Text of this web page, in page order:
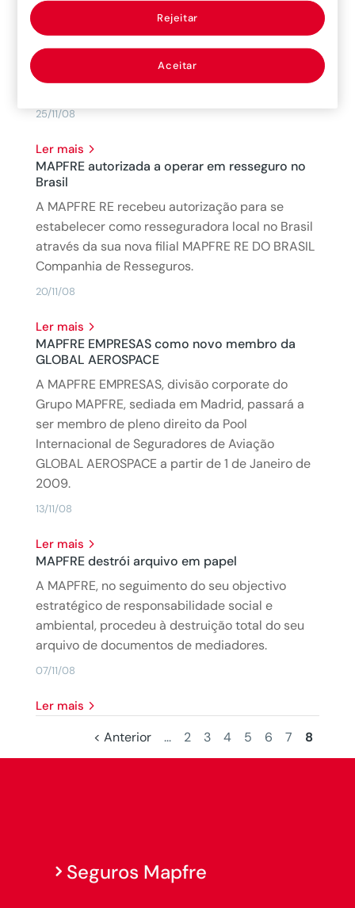
25/11/08
A MAPFRE recebeu o prémio “Empresa
Espanhola do ano 2008” nos Estados Unidos da
América, concedido pela Câmara do Comércio
Espanhola nos EUA, pela sua expansão e
desenvolvimento no país.
Ler mais
MAPFRE autorizada a operar em resseguro no
Brasil
20/11/08
A MAPFRE RE recebeu autorização para se
estabelecer como resseguradora local no Brasil
através da sua nova filial MAPFRE RE DO BRASIL
Companhia de Resseguros.
Ler mais
MAPFRE EMPRESAS como novo membro da
GLOBAL AEROSPACE
13/11/08
A MAPFRE EMPRESAS, divisão corporate do
Grupo MAPFRE, sediada em Madrid, passará a
ser membro de pleno direito da Pool
Internacional de Seguradores de Aviação
GLOBAL AEROSPACE a partir de 1 de Janeiro de
2009.
Ler mais
MAPFRE destrói arquivo em papel
07/11/08
A MAPFRE, no seguimento do seu objectivo
estratégico de responsabilidade social e
ambiental, procedeu à destruição total do seu
arquivo de documentos de mediadores.
Ler mais
< Anterior ... 2 3 4 5 6 7 8
Seguros Mapfre
Rejeitar
Aceitar